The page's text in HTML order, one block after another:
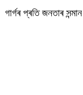
গাৰ্গৰ প্ৰতি জনতাৰ